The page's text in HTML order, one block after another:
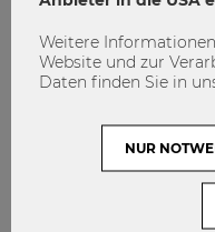
NETIQUETTE
IMPRESSUM
MACH MIT!
DATENSCHUTZ
Weitere
Website und zur
Daten finden Sie in
NUR